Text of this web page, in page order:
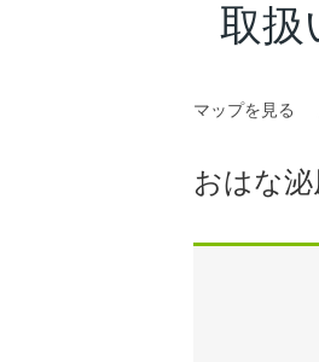
取扱
マップを見る
おはな